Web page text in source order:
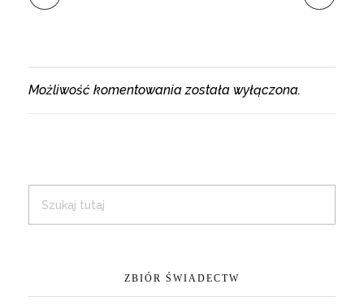
Możliwość komentowania została wyłączona.
ZBIÓR ŚWIADECTW